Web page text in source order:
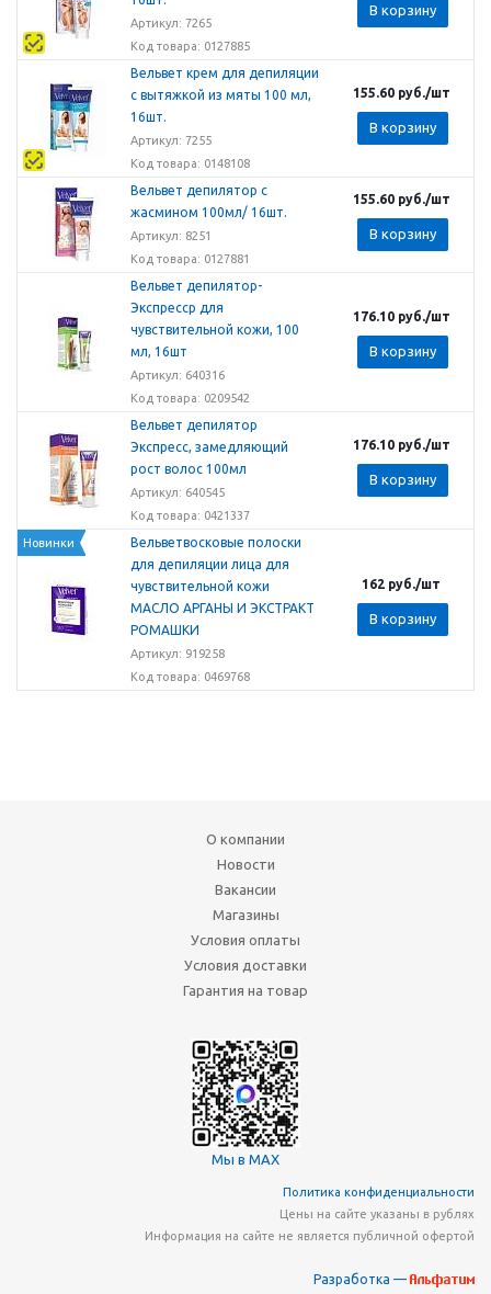
Артикул: 7265
Код товара: 0127885
В корзину
Вельвет крем для депиляции
с вытяжкой из мяты 100 мл,
16шт.
Артикул: 7255
Код товара: 0148108
155.60руб./шт
В корзину
Вельвет депилятор с
жасмином 100мл/ 16шт.
Артикул: 8251
Код товара: 0127881
155.60руб./шт
В корзину
Вельвет депилятор-
Экспресср для
чувствительной кожи, 100
мл, 16шт
Артикул: 640316
Код товара: 0209542
176.10руб./шт
В корзину
Вельвет депилятор
Экспресс, замедляющий
рост волос 100мл
Артикул: 640545
Код товара: 0421337
176.10руб./шт
В корзину
Новинки
Вельветвосковые полоски
для депиляции лица для
чувствительной кожи
МАСЛО АРГАНЫ И ЭКСТРАКТ
РОМАШКИ
Артикул: 919258
Код товара: 0469768
162 руб./шт
В корзину
О компании
Новости
Вакансии
Магазины
Условия оплаты
Условия доставки
Гарантия на товар
Мы в MAX
Политика конфиденциальности
Цены на сайте указаны в рублях
Информация на сайте не является публичной офертой
Разработка —